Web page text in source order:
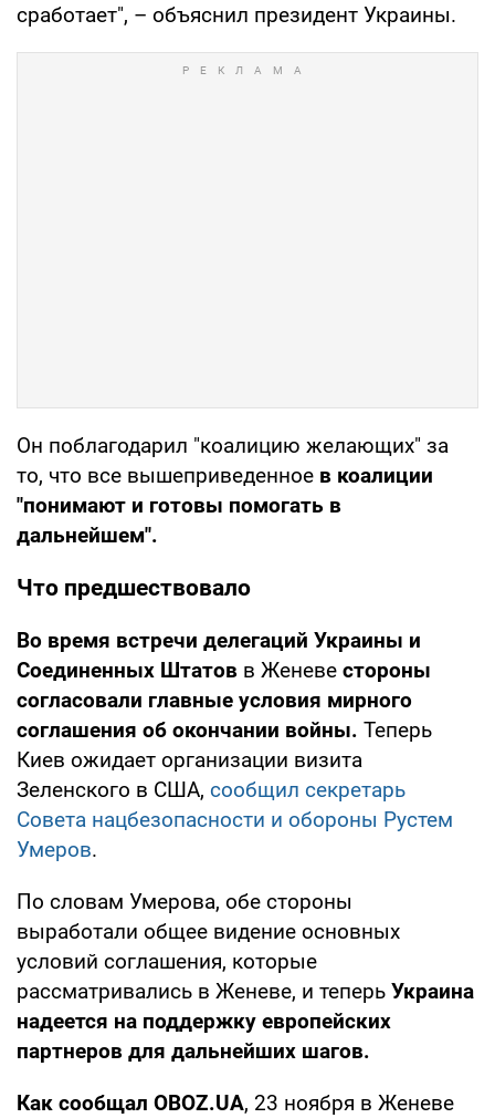
сработает", – объяснил президент Украины.
Он поблагодарил "коалицию желающих" за
то, что все вышеприведенное в коалиции
"понимают и готовы помогать в
дальнейшем".
Что предшествовало
Во время встречи делегаций Украины и
Соединенных Штатов в Женеве стороны
согласовали главные условия мирного
соглашения об окончании войны. Теперь
Киев ожидает организации визита
Зеленского в США, сообщил секретарь
Совета нацбезопасности и обороны Рустем
Умеров.
По словам Умерова, обе стороны
выработали общее видение основных
условий соглашения, которые
рассматривались в Женеве, и теперь Украина
надеется на поддержку европейских
партнеров для дальнейших шагов.
Как сообщал OBOZ.UA, 23 ноября в Женеве